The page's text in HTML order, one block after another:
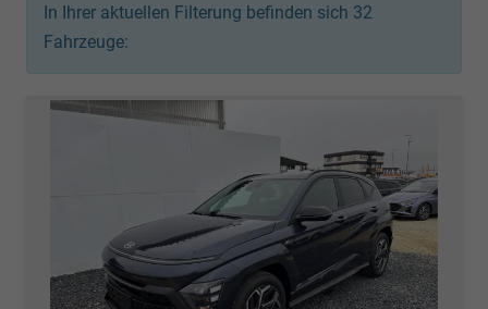
In Ihrer aktuellen Filterung befinden sich 32
Fahrzeuge: